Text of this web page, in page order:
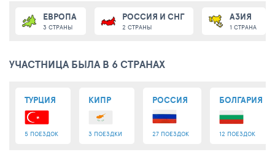
ЕВРОПА
3 СТРАНЫ
РОССИЯ И СНГ
2 СТРАНЫ
АЗИЯ
1 СТРАНА
УЧАСТНИЦА БЫЛА В 6 СТРАНАХ
ТУРЦИЯ
5 ПОЕЗДОК
КИПР
3 ПОЕЗДКИ
РОССИЯ
27 ПОЕЗДОК
БОЛГАРИЯ
12 ПОЕЗДОК